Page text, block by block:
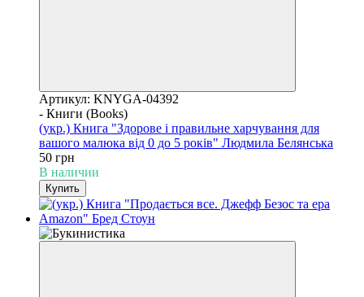
Артикул: KNYGA-04392
- Книги (Books)
(укр.) Книга "Здорове і правильне харчування для
вашого малюка від 0 до 5 років" Людмила Белянська
50 грн
В наличии
Купить